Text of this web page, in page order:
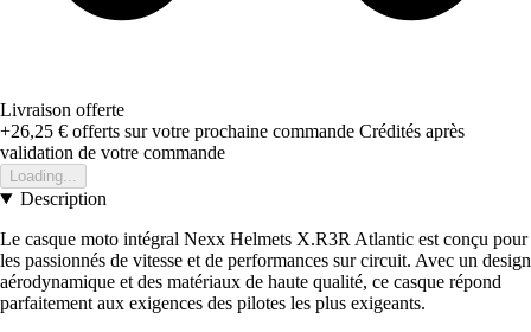
Livraison offerte
+26,25 € offerts sur votre prochaine commande Crédités après
validation de votre commande
Loading...
Description
Le casque moto intégral Nexx Helmets X.R3R Atlantic est conçu pour
les passionnés de vitesse et de performances sur circuit. Avec un design
aérodynamique et des matériaux de haute qualité, ce casque répond
parfaitement aux exigences des pilotes les plus exigeants.